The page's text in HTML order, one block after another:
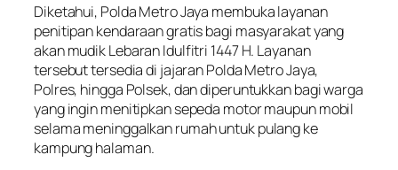
Diketahui, Polda Metro Jaya membuka layanan
penitipan kendaraan gratis bagi masyarakat yang
akan mudik Lebaran Idulfitri 1447 H. Layanan
tersebut tersedia di jajaran Polda Metro Jaya,
Polres, hingga Polsek, dan diperuntukkan bagi warga
yang ingin menitipkan sepeda motor maupun mobil
selama meninggalkan rumah untuk pulang ke
kampung halaman.